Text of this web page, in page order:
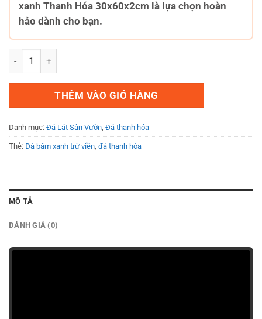
xanh Thanh Hóa 30x60x2cm là lựa chọn hoàn
hảo dành cho bạn.
Đá băm xanh trừ viền thanh hóa 30x60x2cm số lượng
THÊM VÀO GIỎ HÀNG
Danh mục: Đá Lát Sân Vườn Đá thanh hóa
Thẻ: Đá băm xanh trừ viền đá thanh hóa
MÔ TẢ
ĐÁNH GIÁ (0)